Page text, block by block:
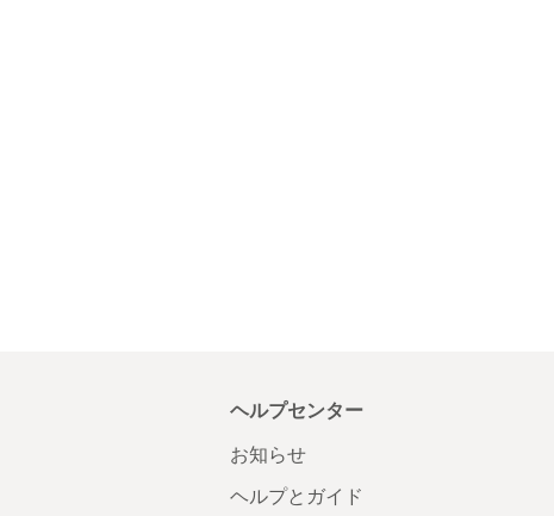
ヘルプセンター
お知らせ
ヘルプとガイド